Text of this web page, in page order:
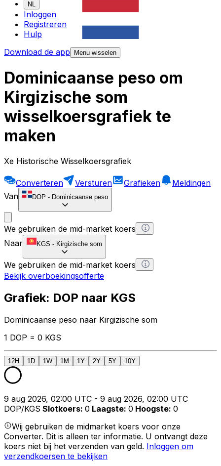
NL
Inloggen
Registreren
Hulp
Download de app
Menu wisselen
Dominicaanse peso om
Kirgizische som
wisselkoersgrafiek te
maken
Xe Historische Wisselkoersgrafiek
Converteren Versturen Grafieken
Meldingen
Van
DOP - Dominicaanse peso
We gebruiken de mid-market koers
Naar
KGS - Kirgizische som
We gebruiken de mid-market koers
Bekijk overboekingsofferte
Grafiek: DOP naar KGS
Dominicaanse peso naar Kirgizische som
1 DOP = 0 KGS
12H 1D 1W 1M 1Y 2Y 5Y 10Y
9 aug 2026, 02:00 UTC - 9 aug 2026, 02:00 UTC
DOP/KGS Slotkoers: 0 Laagste: 0 Hoogste: 0
Wij gebruiken de midmarket koers voor onze
Converter. Dit is alleen ter informatie. U ontvangt deze
koers niet bij het verzenden van geld. Inloggen om
verzendkoersen te bekijken